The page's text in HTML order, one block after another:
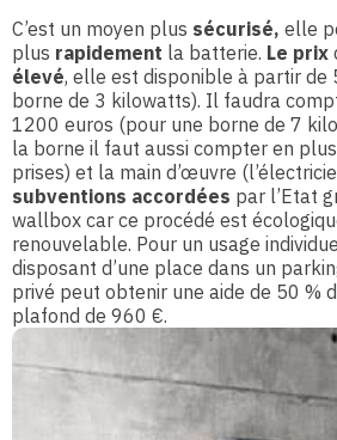
C’est un moyen plus sécurisé, elle
plus rapidement la batterie. Le prix
élevé, elle est disponible à partir de
borne de 3 kilowatts). Il faudra
1200 euros (pour une borne de 7
la borne il faut aussi compter en
prises) et la main d’œuvre
subventions accordées par l’Etat
wallbox car ce procédé est
renouvelable. Pour un usage
disposant d’une place dans un
privé peut obtenir une aide de 50 %
plafond de 960 €.